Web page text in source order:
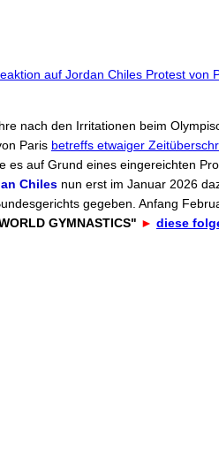
auf Jordan Chiles Protest von
nach den Irritationen beim
Paris betreffs etwaiger
es auf Grund eines eingereichten
Chiles nun erst im Januar 2026
gegeben. Anfang
GYMNASTICS" ► diese